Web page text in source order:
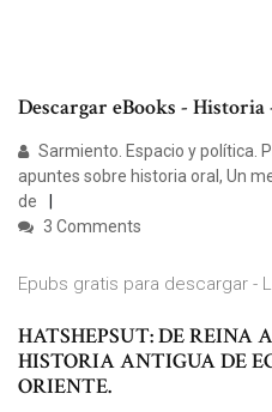
Descargar eBooks -
Sarmiento. Espacio y política.
apuntes sobre historia oral, Un
de
3 Comments
Epubs gratis para descargar -
HATSHEPSUT: DE REINA
HISTORIA ANTIGUA DE
ORIENTE.